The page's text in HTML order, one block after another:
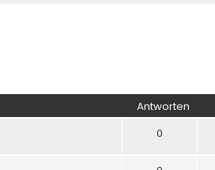
Antworten
0